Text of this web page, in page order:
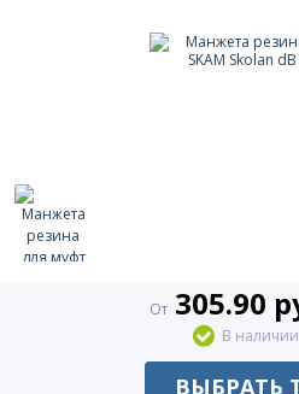
От305.90
В
ВЫБРАТЬ